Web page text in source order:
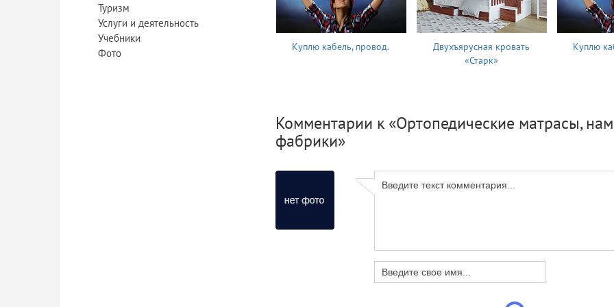
Туризм
Услуги и деятельность
Учебники
Фото
Куплю кабель, провод.
Двухъярусная кровать
«Старк»
Куплю
Комментарии к «Ортопедические матрасы,
фабрики»